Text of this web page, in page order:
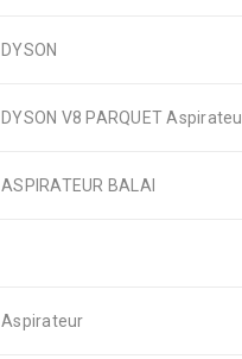
DYSON
DYSON V8 PARQUET
ASPIRATEUR BALAI
Aspirateur